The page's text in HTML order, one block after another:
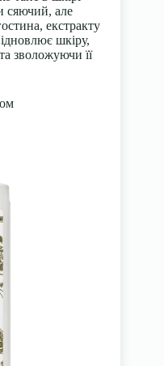
сяючий, але
екстракту
шкіру,
зволожуючи її